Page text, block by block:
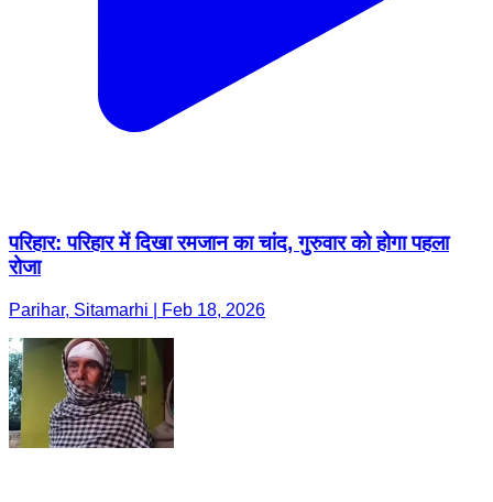
परिहार: परिहार में दिखा रमजान का चांद, गुरुवार को होगा पहला
रोजा
Parihar, Sitamarhi | Feb 18, 2026